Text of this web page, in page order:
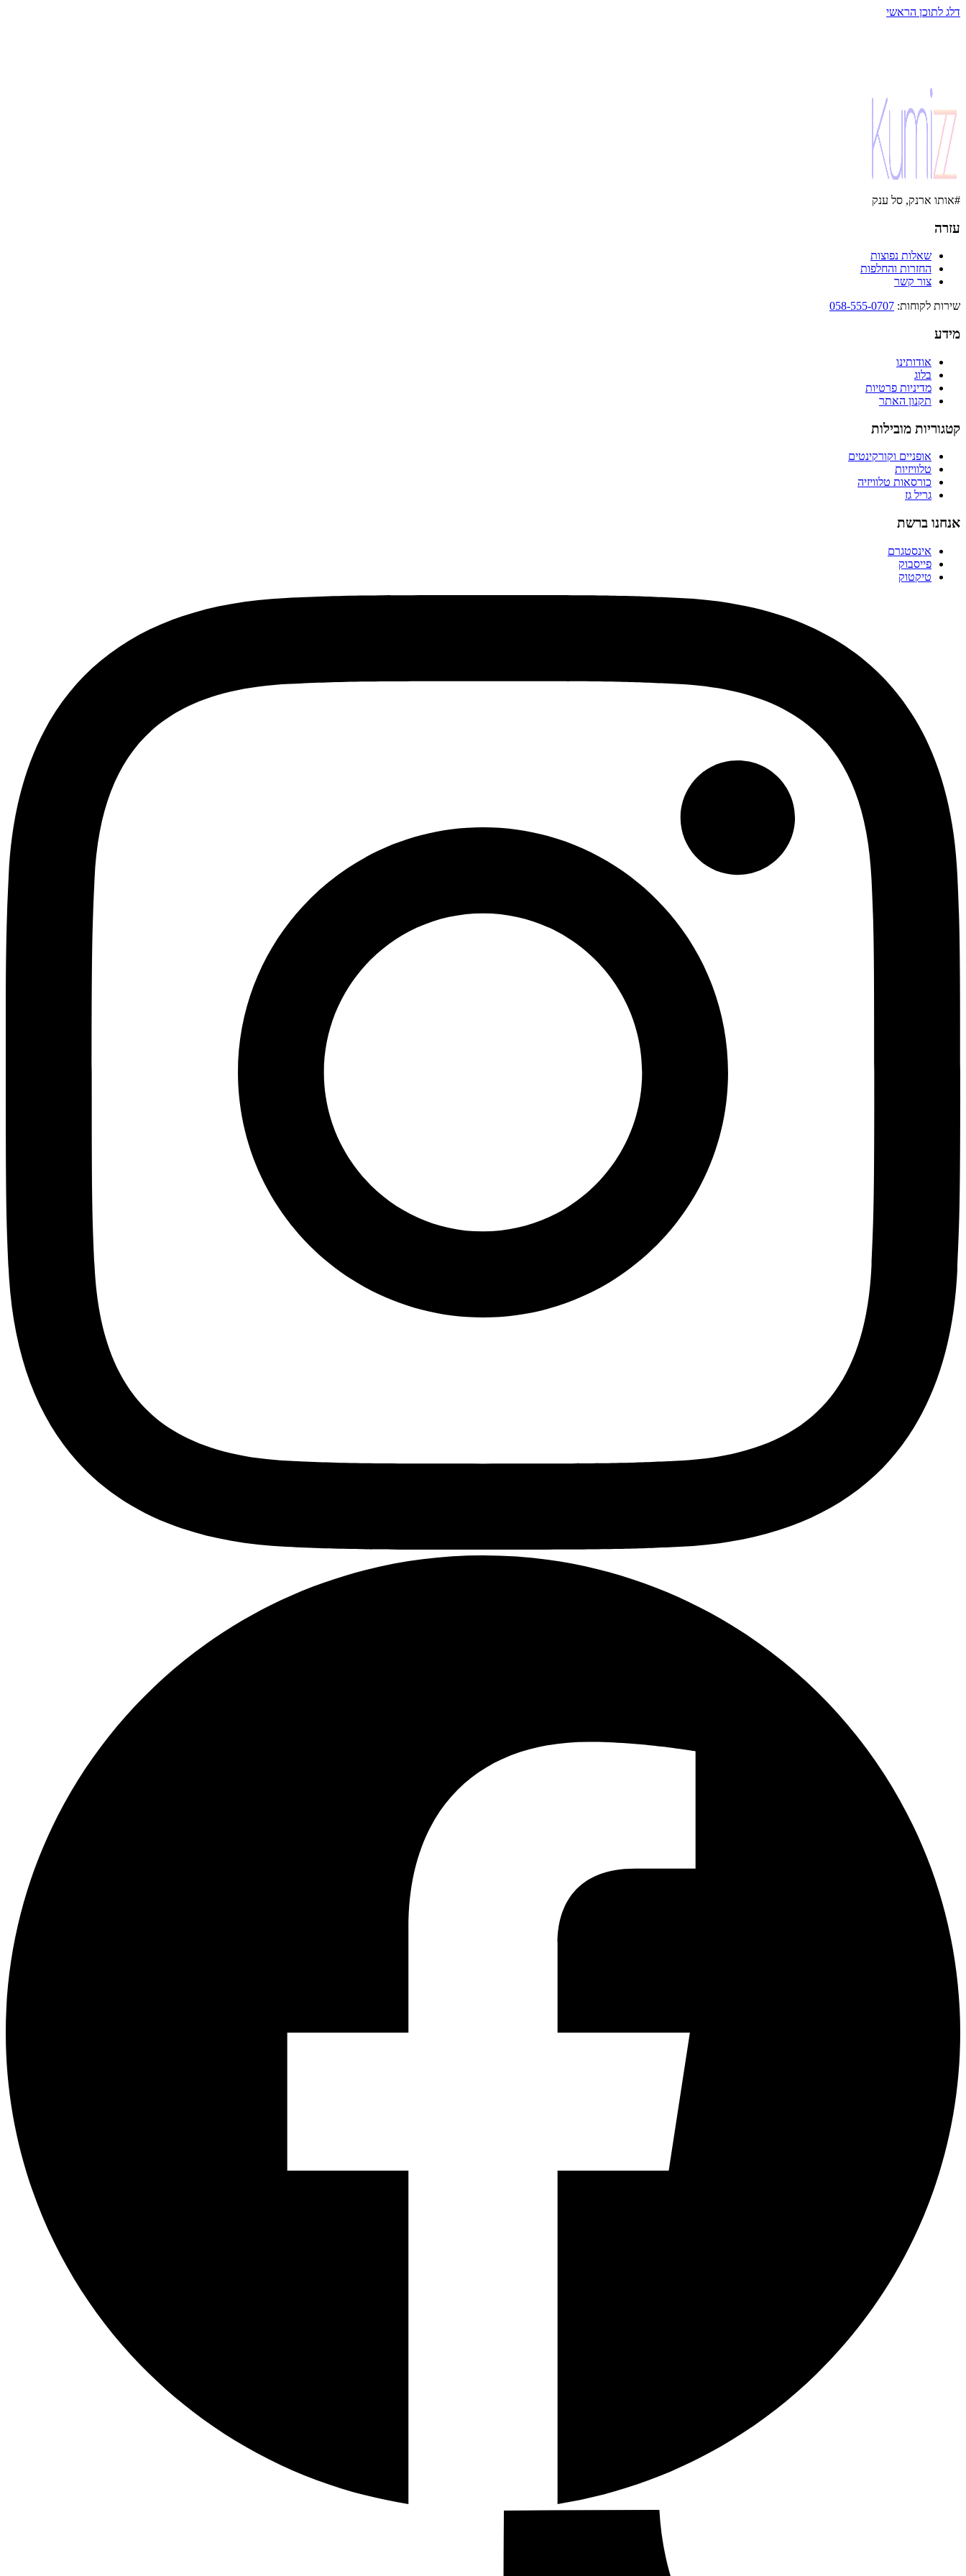
דלג לתוכן הראשי
#אותו ארנק, סל ענק
עזרה
שאלות נפוצות
החזרות והחלפות
צור קשר
שירות לקוחות:
058-555-0707
מידע
אודותינו
בלוג
מדיניות פרטיות
תקנון האתר
קטגוריות מובילות
אופניים וקורקינטים
טלוויזיות
כורסאות טלוויזיה
גריל גז
אנחנו ברשת
אינסטגרם
פייסבוק
טיקטוק